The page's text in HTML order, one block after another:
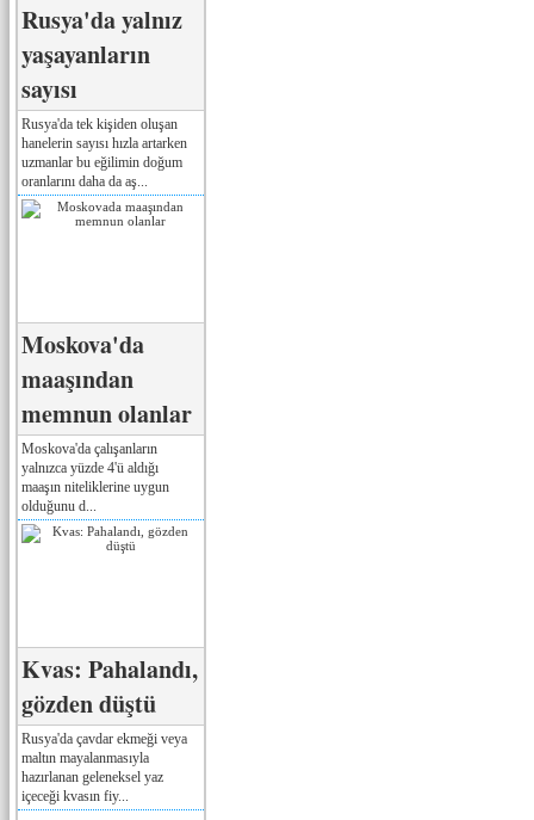
Rusya'da yalnız
yaşayanların
sayısı
Rusya'da tek kişiden oluşan
hanelerin sayısı hızla artarken
uzmanlar bu eğilimin doğum
oranlarını daha da aş...
Moskova'da
maaşından
memnun olanlar
Moskova'da çalışanların
yalnızca yüzde 4'ü aldığı
maaşın niteliklerine uygun
olduğunu d...
Kvas: Pahalandı,
gözden düştü
Rusya'da çavdar ekmeği veya
maltın mayalanmasıyla
hazırlanan geleneksel yaz
içeceği kvasın fiy...